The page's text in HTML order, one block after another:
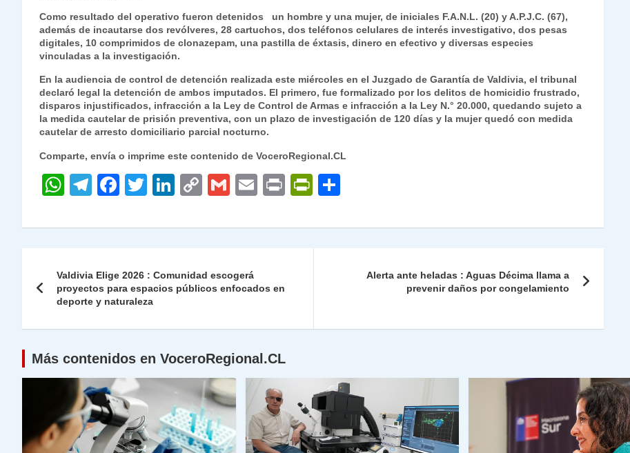
Como resultado del operativo fueron detenidos un hombre y una mujer, de iniciales F.A.N.L. (20) y A.P.J.C. (67),
además de incautarse dos revólveres, 28 cartuchos, dos teléfonos celulares de interés investigativo, dos pesas
digitales, 10 comprimidos de clonazepam, una pastilla de éxtasis, dinero en efectivo y diversas especies
vinculadas a la investigación.
En la audiencia de control de detención realizada este miércoles en el Juzgado de Garantía de Valdivia, el tribunal
declaró legal la detención de ambos imputados. El primero, fue formalizado por los delitos de homicidio frustrado,
disparos injustificados, infracción a la Ley de Control de Armas e infracción a la Ley N.° 20.000, quedando sujeto a
la medida cautelar de prisión preventiva, con un plazo de investigación de 120 días y la mujer quedó con medida
cautelar de arresto domiciliario parcial nocturno.
Comparte, envía o imprime este contenido de VoceroRegional.CL
W
at
A
p
T
e
a
m
F
c
b
o
T
itt
Li
k
dI
n
C
p
Li
n
G
ai
E
ai
P
nt
P
nt m
de
Valdivia Elige 2026 : Comunidad escogerá
proyectos para espacios públicos enfocados en
deporte y naturaleza
Alerta ante heladas : Aguas Décima llama a
prevenir daños por congelamiento
Más contenidos en VoceroRegional.CL